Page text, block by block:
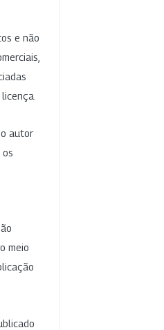
e não
o autor
os
meio